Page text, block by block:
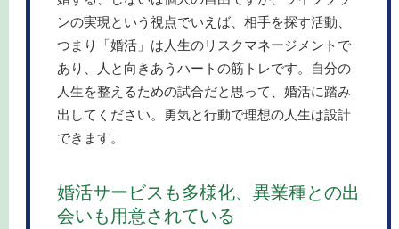
ンの実現という視点でいえば、相手を探す活動、
つまり「婚活」は人生のリスクマネージメントで
あり、人と向きあうハートの筋トレです。自分の
人生を整えるための試合だと思って、婚活に踏み
出してください。勇気と行動で理想の人生は設計
できます。
婚活サービスも多様化、異業種との出
会いも用意されている